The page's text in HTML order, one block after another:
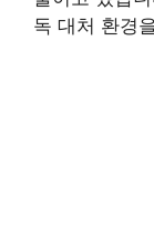
독 대처 환경